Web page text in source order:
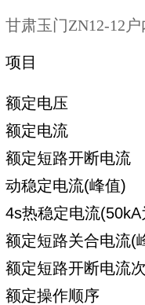
甘肃玉门ZN12-12
项目
额定电压
额定电流
额定短路开断电流
动稳定电流(峰值)
4s热稳定电流(50kA
额定短路关合电流(
额定短路开断电流
额定操作顺序